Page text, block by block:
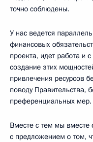
точно соблюдены.
У нас ведется
финансовых
проекта, идет работа и
создание этих
привлечения ресурсов
поводу Правительства,
преференциальных мер.
Вместе с тем мы
с предложением о том,